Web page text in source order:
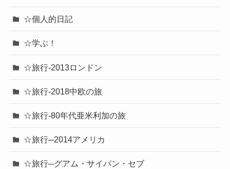
☆個人的日記
☆学ぶ！
☆旅行-2013ロンドン
☆旅行-2018中欧の旅
☆旅行-80年代亜米利加の旅
☆旅行─2014アメリカ
☆旅行─グアム・サイパン・セブ